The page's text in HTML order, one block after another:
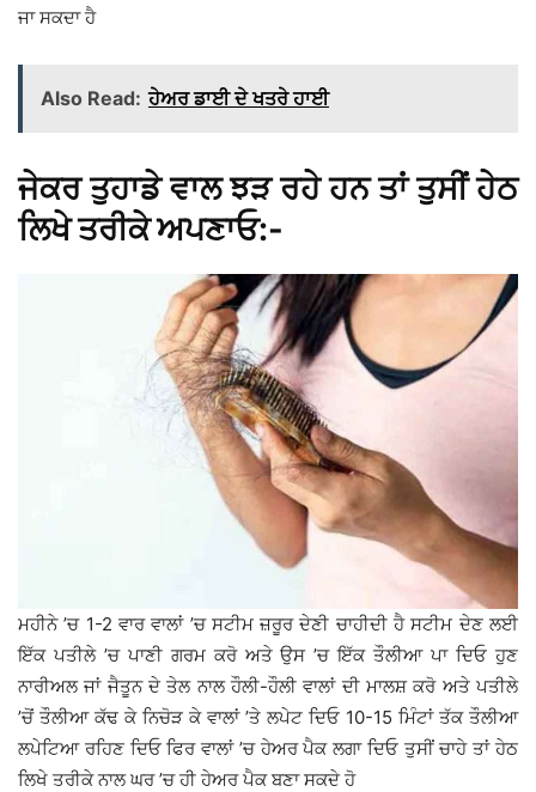
ਜਾ ਸਕਦਾ ਹੈ
Also Read: ਹੇਅਰ ਡਾਈ ਦੇ ਖਤਰੇ ਹਾਈ
ਜੇਕਰ ਤੁਹਾਡੇ ਵਾਲ ਝੜ ਰਹੇ ਹਨ ਤਾਂ ਤੁਸੀਂ ਹੇਠ
ਲਿਖੇ ਤਰੀਕੇ ਅਪਣਾਓ:-
ਮਹੀਨੇ ’ਚ 1-2 ਵਾਰ ਵਾਲਾਂ ’ਚ ਸਟੀਮ ਜ਼ਰੂਰ ਦੇਣੀ ਚਾਹੀਦੀ ਹੈ ਸਟੀਮ ਦੇਣ ਲਈ
ਇੱਕ ਪਤੀਲੇ ’ਚ ਪਾਣੀ ਗਰਮ ਕਰੋ ਅਤੇ ਉਸ ’ਚ ਇੱਕ ਤੌਲੀਆ ਪਾ ਦਿਓ ਹੁਣ
ਨਾਰੀਅਲ ਜਾਂ ਜੈਤੂਨ ਦੇ ਤੇਲ ਨਾਲ ਹੌਲੀ-ਹੌਲੀ ਵਾਲਾਂ ਦੀ ਮਾਲਸ਼ ਕਰੋ ਅਤੇ ਪਤੀਲੇ
’ਚੋਂ ਤੌਲੀਆ ਕੱਢ ਕੇ ਨਿਚੋੜ ਕੇ ਵਾਲਾਂ ’ਤੇ ਲਪੇਟ ਦਿਓ 10-15 ਮਿੰਟਾਂ ਤੱਕ ਤੌਲੀਆ
ਲਪੇਟਿਆ ਰਹਿਣ ਦਿਓ ਫਿਰ ਵਾਲਾਂ ’ਚ ਹੇਅਰ ਪੈਕ ਲਗਾ ਦਿਓ ਤੁਸੀਂ ਚਾਹੇ ਤਾਂ ਹੇਠ
ਲਿਖੇ ਤਰੀਕੇ ਨਾਲ ਘਰ ’ਚ ਹੀ ਹੇਅਰ ਪੈਕ ਬਣਾ ਸਕਦੇ ਹੋ